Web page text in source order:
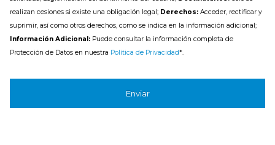
realizan cesiones si existe una obligación legal; Derechos:
Acceder, rectificar y
suprimir, así como otros derechos, como se indica en la información adicional;
Información Adicional: Puede consultar la información completa de
Protección de Datos en nuestra Política de Privacidad*.